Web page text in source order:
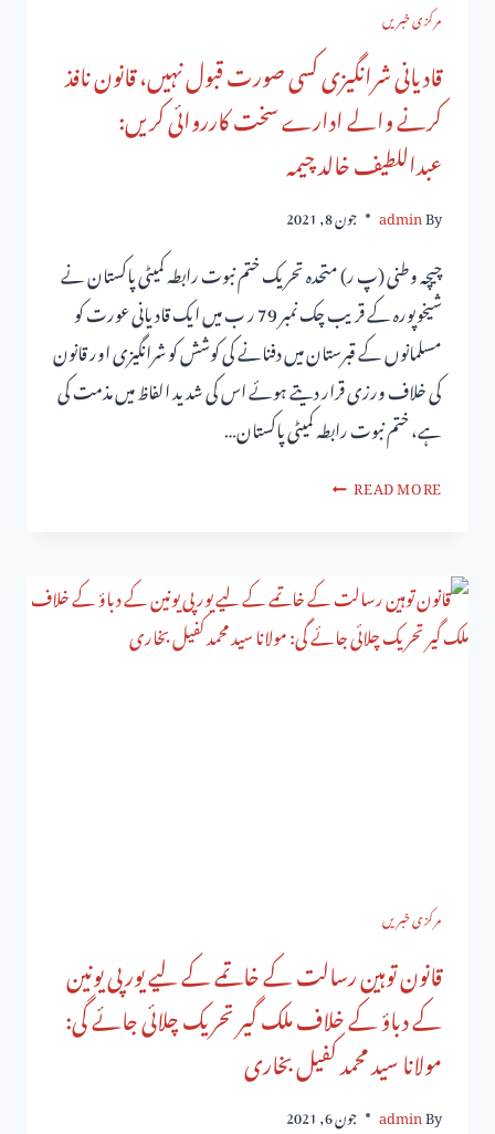
مرکزی خبریں
قادیانی شرانگیزی کسی صورت قبول نہیں، قانون نافذ
کرنے والے ادارے سخت کارروائی کریں:
عبداللطیف خالد چیمہ
By
admin جون 8, 2021
چیچہ وطنی (پ ر) متحدہ تحریک ختم نبوت رابطہ کمیٹی پاکستان نے
شیخوپورہ کے قریب چک نمبر 79 ر ب میں ایک قادیانی عورت کو
مسلمانوں کے قبرستان میں دفنانے کی کوشش کو شرانگیزی اور قانون
کی خلاف ورزی قرار دیتے ہوئے اس کی شدید الفاظ میں مذمت کی
ہے، ختم نبوت رابطہ کمیٹی پاکستان…
READ MORE
مرکزی خبریں
قانون توہین رسالت کے خاتمے کے لیے یورپی یونین
کے دباؤ کے خلاف ملک گیر تحریک چلائی جائے گی:
مولانا سید محمد کفیل بخاری
By
admin جون 6, 2021